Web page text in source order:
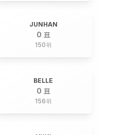
JUNHAN
0 표
150위
BELLE
0 표
156위